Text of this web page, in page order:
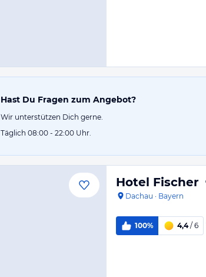
Hast Du Fragen zum Angebot?
Wir unterstützen Dich gerne.
Täglich 08:00 - 22:00 Uhr.
Hotel Fischer
Dachau · Bayern
100% 4,4/ 6